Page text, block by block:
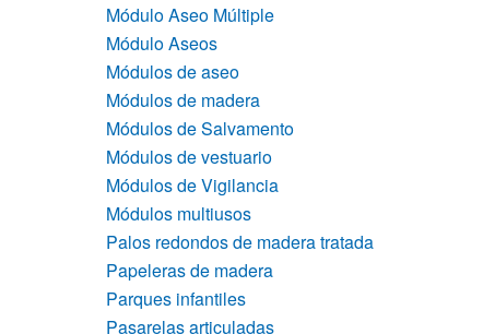
Módulo Aseo Múltiple
Módulo Aseos
Módulos de aseo
Módulos de madera
Módulos de Salvamento
Módulos de vestuario
Módulos de Vigilancia
Módulos multiusos
Palos redondos de madera tratada
Papeleras de madera
Parques infantiles
Pasarelas articuladas